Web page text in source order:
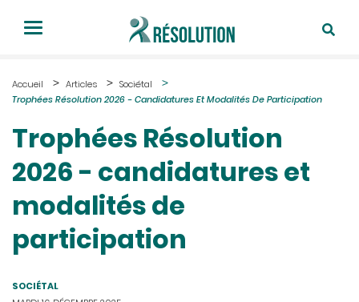
Accueil Articles
Sociétal
Trophées Résolution 2026 - Candidatures Et Modalités De Participation
Trophées Résolution
2026 - candidatures et
modalités de
participation
SOCIÉTAL